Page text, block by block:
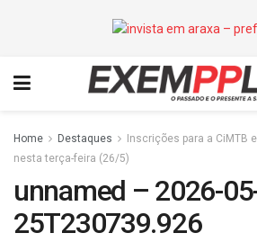
Home Destaques
Inscrições para a CiMTB
nesta terça-feira (26/5)
unnamed – 2026-
25T230739.926